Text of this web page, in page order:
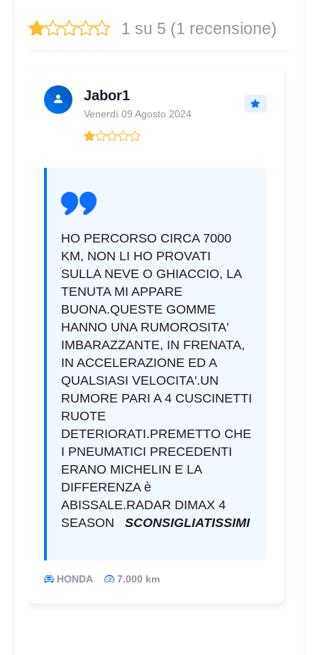
1 su 5 (1 recensione)
Jabor1
Venerdì 09 Agosto 2024
HO PERCORSO CIRCA 7000
KM, NON LI HO PROVATI
SULLA NEVE O GHIACCIO, LA
TENUTA MI APPARE
BUONA.QUESTE GOMME
HANNO UNA RUMOROSITA'
IMBARAZZANTE, IN FRENATA,
IN ACCELERAZIONE ED A
QUALSIASI VELOCITA'.UN
RUMORE PARI A 4 CUSCINETTI
RUOTE
DETERIORATI.PREMETTO CHE
I PNEUMATICI PRECEDENTI
ERANO MICHELIN E LA
DIFFERENZA è
ABISSALE.RADAR DIMAX 4
SEASON SCONSIGLIATISSIMI
HONDA 7.000 km